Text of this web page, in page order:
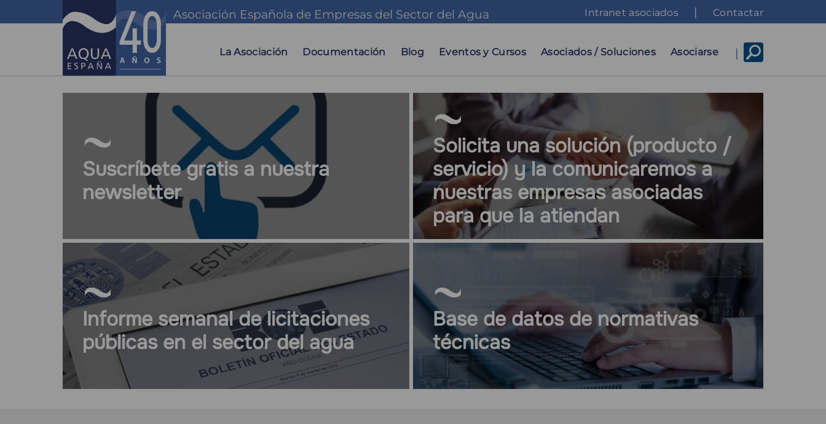
Asociación Española de Empresas del Sector del Agua
Top
Intranet asociados Contactar
principal
La Asociación Documentación Blog Eventos y Cursos Asociados / Soluciones Asociarse
Suscríbete gratis a nuestra
newsletter
Solicita una solución (producto /
servicio) y la comunicaremos a
nuestras empresas asociadas
para que la atiendan
Informe semanal de licitaciones
públicas en el sector del agua
Base de datos de normativas
técnicas